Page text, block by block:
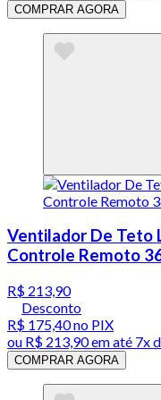
COMPRAR AGORA
Ventilador De Teto
Controle Remoto
R$ 213,90
Desconto
R$ 175,40no PIX
ou R$ 213,90em até 7x
COMPRAR AGORA